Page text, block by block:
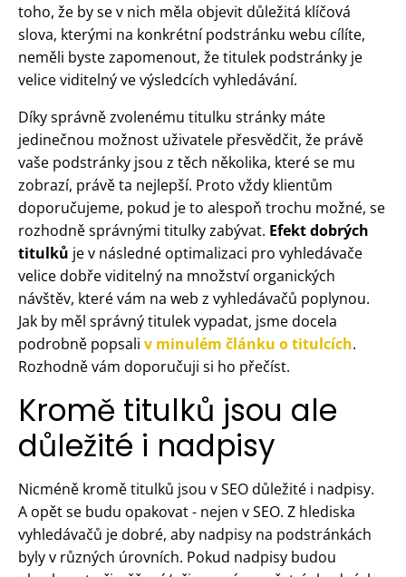
toho, že by se v nich měla objevit důležitá klíčová
slova, kterými na konkrétní podstránku webu cílíte,
neměli byste zapomenout, že titulek podstránky je
velice viditelný ve výsledcích vyhledávání.
Díky správně zvolenému titulku stránky máte
jedinečnou možnost uživatele přesvědčit, že právě
vaše podstránky jsou z těch několika, které se mu
zobrazí, právě ta nejlepší. Proto vždy klientům
doporučujeme, pokud je to alespoň trochu možné, se
rozhodně správnými titulky zabývat. Efekt dobrých
titulků je v následné optimalizaci pro vyhledávače
velice dobře viditelný na množství organických
návštěv, které vám na web z vyhledávačů poplynou.
Jak by měl správný titulek vypadat, jsme docela
podrobně popsali v minulém článku o titulcích.
Rozhodně vám doporučuji si ho přečíst.
Kromě titulků jsou ale
důležité i nadpisy
Nicméně kromě titulků jsou v SEO důležité i nadpisy.
A opět se budu opakovat - nejen v SEO. Z hlediska
vyhledávačů je dobré, aby nadpisy na podstránkách
byly v různých úrovních. Pokud nadpisy budou